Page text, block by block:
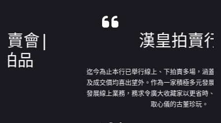
漢皇拍賣行
迄今為止本行已舉行線上、下拍賣多場，涵蓋各部門品類，成交率
及成交價均喜出望外。作為一家積極多元發展年輕企業，本行致力
發展線上業務，務求令廣大收藏家以更省時、安心、安全的管道選